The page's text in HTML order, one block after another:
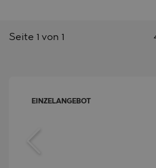
Seite 1 von 1
EINZELANGEBOT